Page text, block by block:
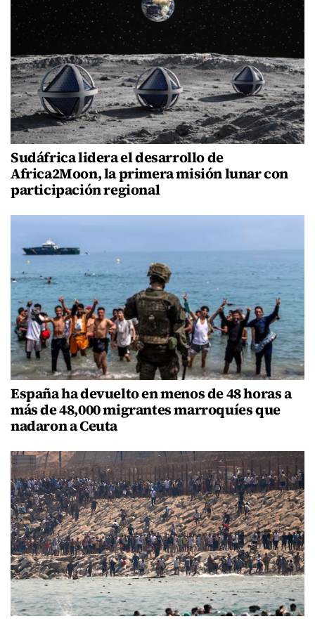
Sudáfrica lidera el desarrollo de
Africa2Moon, la primera misión lunar con
participación regional
España ha devuelto en menos de 48 horas a
más de 48,000 migrantes marroquíes que
nadaron a Ceuta